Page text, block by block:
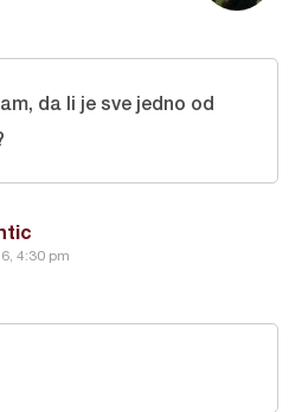
4:30 pm
da li je sve jedno od